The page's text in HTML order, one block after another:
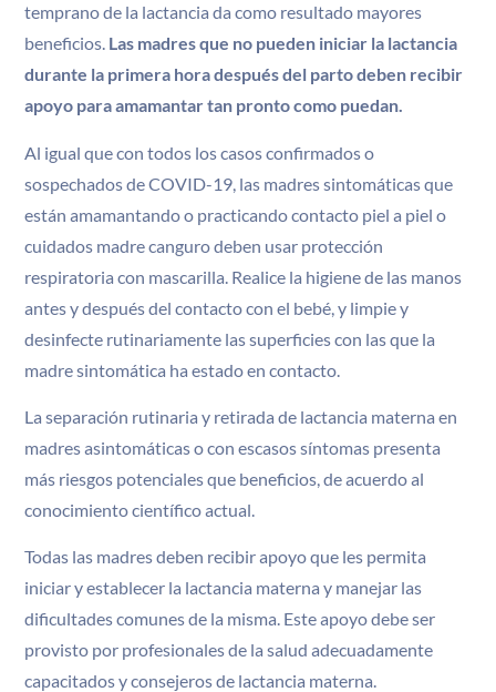
temprano de la lactancia da como resultado mayores
beneficios. Las madres que no pueden iniciar la lactancia
durante la primera hora después del parto deben recibir
apoyo para amamantar tan pronto como puedan.
Al igual que con todos los casos confirmados o
sospechados de COVID-19, las madres sintomáticas que
están amamantando o practicando contacto piel a piel o
cuidados madre canguro deben usar protección
respiratoria con mascarilla. Realice la higiene de las manos
antes y después del contacto con el bebé, y limpie y
desinfecte rutinariamente las superficies con las que la
madre sintomática ha estado en contacto.
La separación rutinaria y retirada de lactancia materna en
madres asintomáticas o con escasos síntomas presenta
más riesgos potenciales que beneficios, de acuerdo al
conocimiento científico actual.
Todas las madres deben recibir apoyo que les permita
iniciar y establecer la lactancia materna y manejar las
dificultades comunes de la misma. Este apoyo debe ser
provisto por profesionales de la salud adecuadamente
capacitados y consejeros de lactancia materna.